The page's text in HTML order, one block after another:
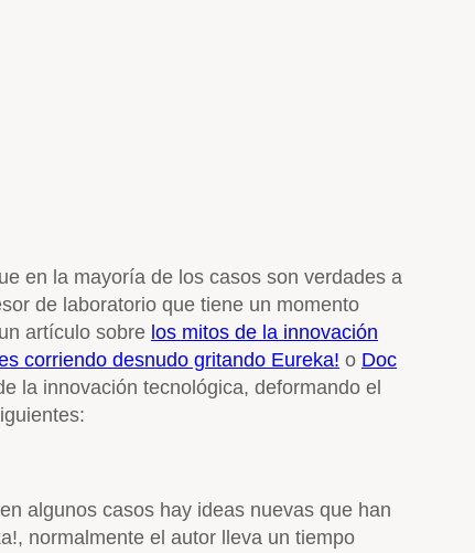
en la mayoría de los casos son verdades a
de laboratorio que tiene un momento
artículo sobre los mitos de la innovación
corriendo desnudo gritando Eureka! o Doc
la innovación tecnológica, deformando el
algunos casos hay ideas nuevas que han
normalmente el autor lleva un tiempo